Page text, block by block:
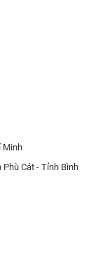
Minh
Cát - Tỉnh Bình